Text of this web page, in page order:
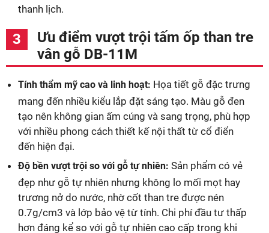
thanh lịch.
Ưu điểm vượt trội tấm ốp than tre
vân gỗ DB-11M
Tính thẩm mỹ cao và linh hoạt: Họa tiết gỗ đặc trưng
mang đến nhiều kiểu lắp đặt sáng tạo. Màu gỗ đen
tạo nên không gian ấm cúng và sang trọng, phù hợp
với nhiều phong cách thiết kế nội thất từ cổ điển
đến hiện đại.
Độ bền vượt trội so với gỗ tự nhiên: Sản phẩm có vẻ
đẹp như gỗ tự nhiên nhưng không lo mối mọt hay
trương nở do nước, nhờ cốt than tre được nén
0.7g/cm3 và lớp bảo vệ từ tính. Chi phí đầu tư thấp
hơn đáng kể so với gỗ tự nhiên cao cấp trong khi